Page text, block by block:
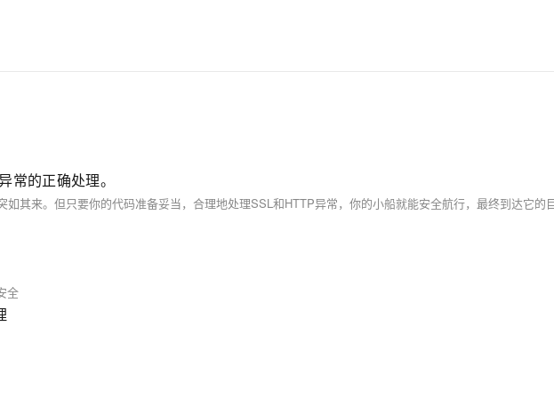
常的正确处理。
如其来。但只要你的代码准备妥当，合理地处理SSL和HTTP异常，你的小船就能安全航行，最终到达它的
全